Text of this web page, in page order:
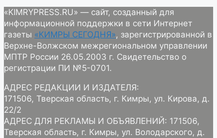
«KIMRYPRESS.RU» — сайт, созданный для
информационной поддержки в сети Интернет
газеты «КИМРЫ СЕГОДНЯ», зарегистрированной в
Верхне-Волжском межрегиональном управлении
МПТР России 26.05.2003 г. Свидетельство о
регистрации ПИ №5-0701.
АДРЕС РЕДАКЦИИ И ИЗДАТЕЛЯ:
171506, Тверская область, г. Кимры, ул. Кирова, д.
22/2
АДРЕС ДЛЯ РЕКЛАМЫ И ОБЪЯВЛЕНИЙ: 171506,
Тверская область, г. Кимры, ул. Володарского, д.